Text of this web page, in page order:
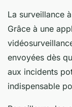
La surveillance
Grâce à une
envoyées dès
aux incidents
indispensable